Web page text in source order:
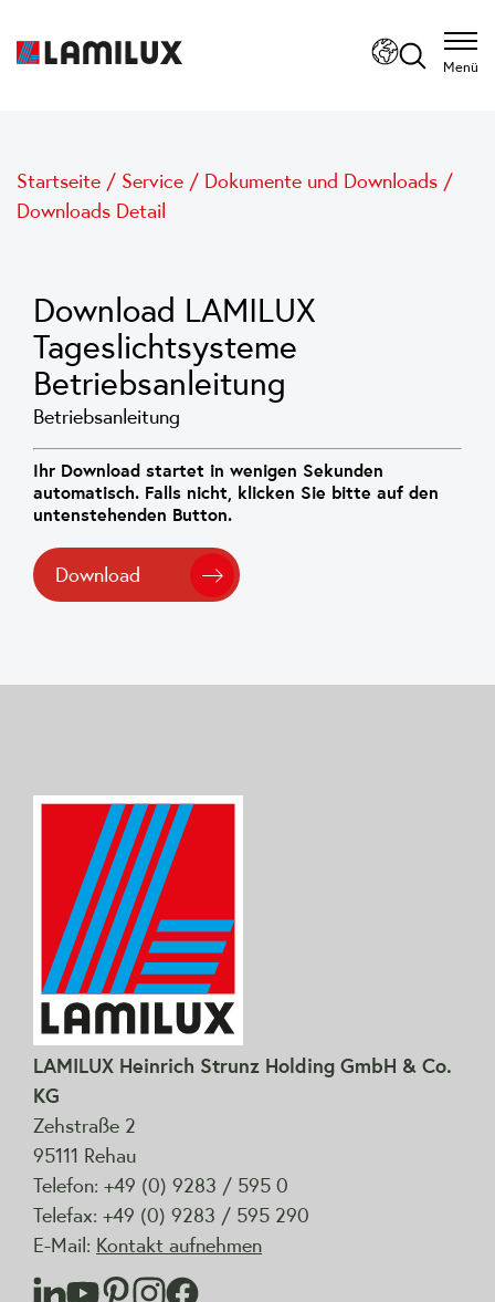
Menü
Startseite / Service / Dokumente und Downloads /
Downloads Detail
Download LAMILUX
Tageslichtsysteme
Betriebsanleitung
Betriebsanleitung
Ihr Download startet in wenigen Sekunden
automatisch. Falls nicht, klicken Sie bitte auf den
untenstehenden Button.
Download
LAMILUX Heinrich Strunz Holding GmbH & Co.
KG
Zehstraße 2
95111 Rehau
Telefon: +49 (0) 9283 / 595 0
Telefax: +49 (0) 9283 / 595 290
E-Mail: Kontakt aufnehmen